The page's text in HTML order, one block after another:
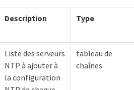
Description Type
Liste des serveurs
NTP à ajouter à
la configuration
tableau de
chaînes